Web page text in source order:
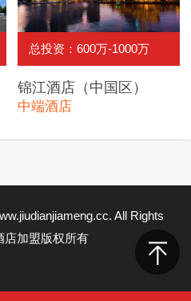
总投资：600万-1000万
锦江酒店（中国区）
中端酒店
All Rights
店加盟版权所有